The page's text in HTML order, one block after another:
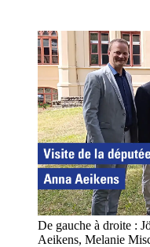
De gauche à droite :
Aeikens, Melanie